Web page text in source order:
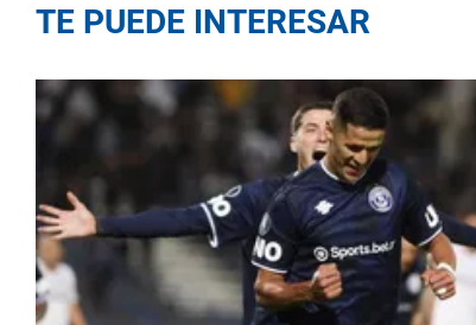
TE PUEDE INTERESAR